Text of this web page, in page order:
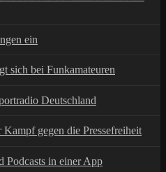
ein
sich bei Funkamateuren
Deutschland
gegen die Pressefreiheit
Podcasts in einer App